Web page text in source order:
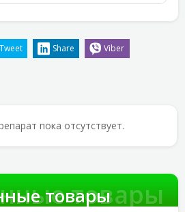
Tweet Share Viber
пока отсутствует.
товары
товары